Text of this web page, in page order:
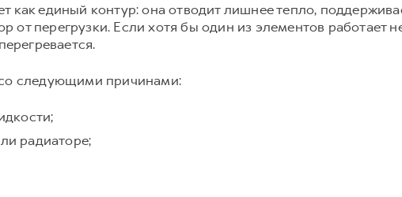
как единый контур: она отводит лишнее тепло,
перегрузки. Если хотя бы один из элементов работает
со следующими причинами:
радиаторе;